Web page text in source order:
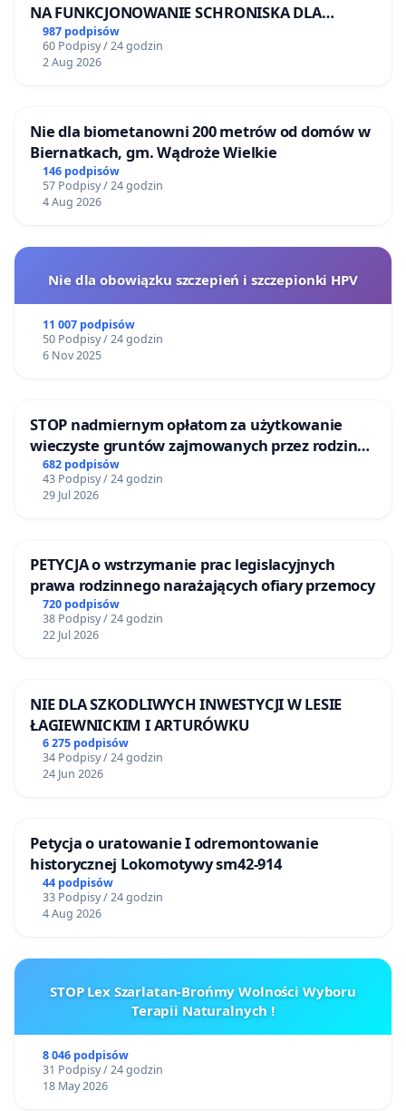
NA FUNKCJONOWANIE SCHRONISKA DLA
BEZDOMNYCH ZWIERZĄT W SKARYSZEWIE
987 podpisów
60 Podpisy / 24 godzin
2 Aug 2026
Nie dla biometanowni 200 metrów od domów w
Biernatkach, gm. Wądroże Wielkie
146 podpisów
57 Podpisy / 24 godzin
4 Aug 2026
Nie dla obowiązku szczepień i szczepionki HPV
11 007 podpisów
50 Podpisy / 24 godzin
6 Nov 2025
STOP nadmiernym opłatom za użytkowanie
wieczyste gruntów zajmowanych przez rodzinne
ogrody działkowe.
682 podpisów
43 Podpisy / 24 godzin
29 Jul 2026
PETYCJA o wstrzymanie prac legislacyjnych
prawa rodzinnego narażających ofiary przemocy
720 podpisów
38 Podpisy / 24 godzin
22 Jul 2026
NIE DLA SZKODLIWYCH INWESTYCJI W LESIE
ŁAGIEWNICKIM I ARTURÓWKU
6 275 podpisów
34 Podpisy / 24 godzin
24 Jun 2026
Petycja o uratowanie I odremontowanie
historycznej Lokomotywy sm42-914
44 podpisów
33 Podpisy / 24 godzin
4 Aug 2026
STOP Lex Szarlatan-Brońmy Wolności Wyboru
Terapii Naturalnych !
8 046 podpisów
31 Podpisy / 24 godzin
18 May 2026